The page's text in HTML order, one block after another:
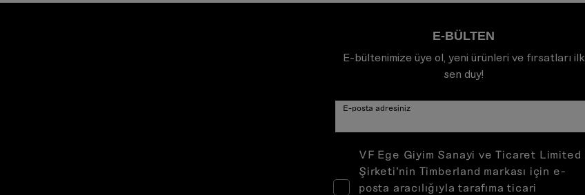
E-BÜLTEN
E-bültenimize üye ol, yeni ürünleri ve fırsatları ilk
sen duy!
E-posta adresiniz
VF Ege Giyim Sanayi ve Ticaret Limited
Şirketi’nin Timberland markası için e-
posta aracılığıyla tarafıma ticari